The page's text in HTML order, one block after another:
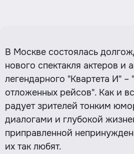
В Москве состоялась
нового спектакля актеров и
легендарного "Квартета И"
отложенных рейсов". Как и
радует зрителей тонким
диалогами и глубокой
приправленной
их так любят.